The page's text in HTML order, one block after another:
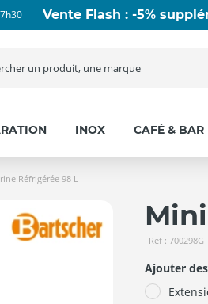
Vente Flash : -5%
INOX CAFÉ & BAR
Réfrigérée 98 L
Ref : 700298G
Ajouter